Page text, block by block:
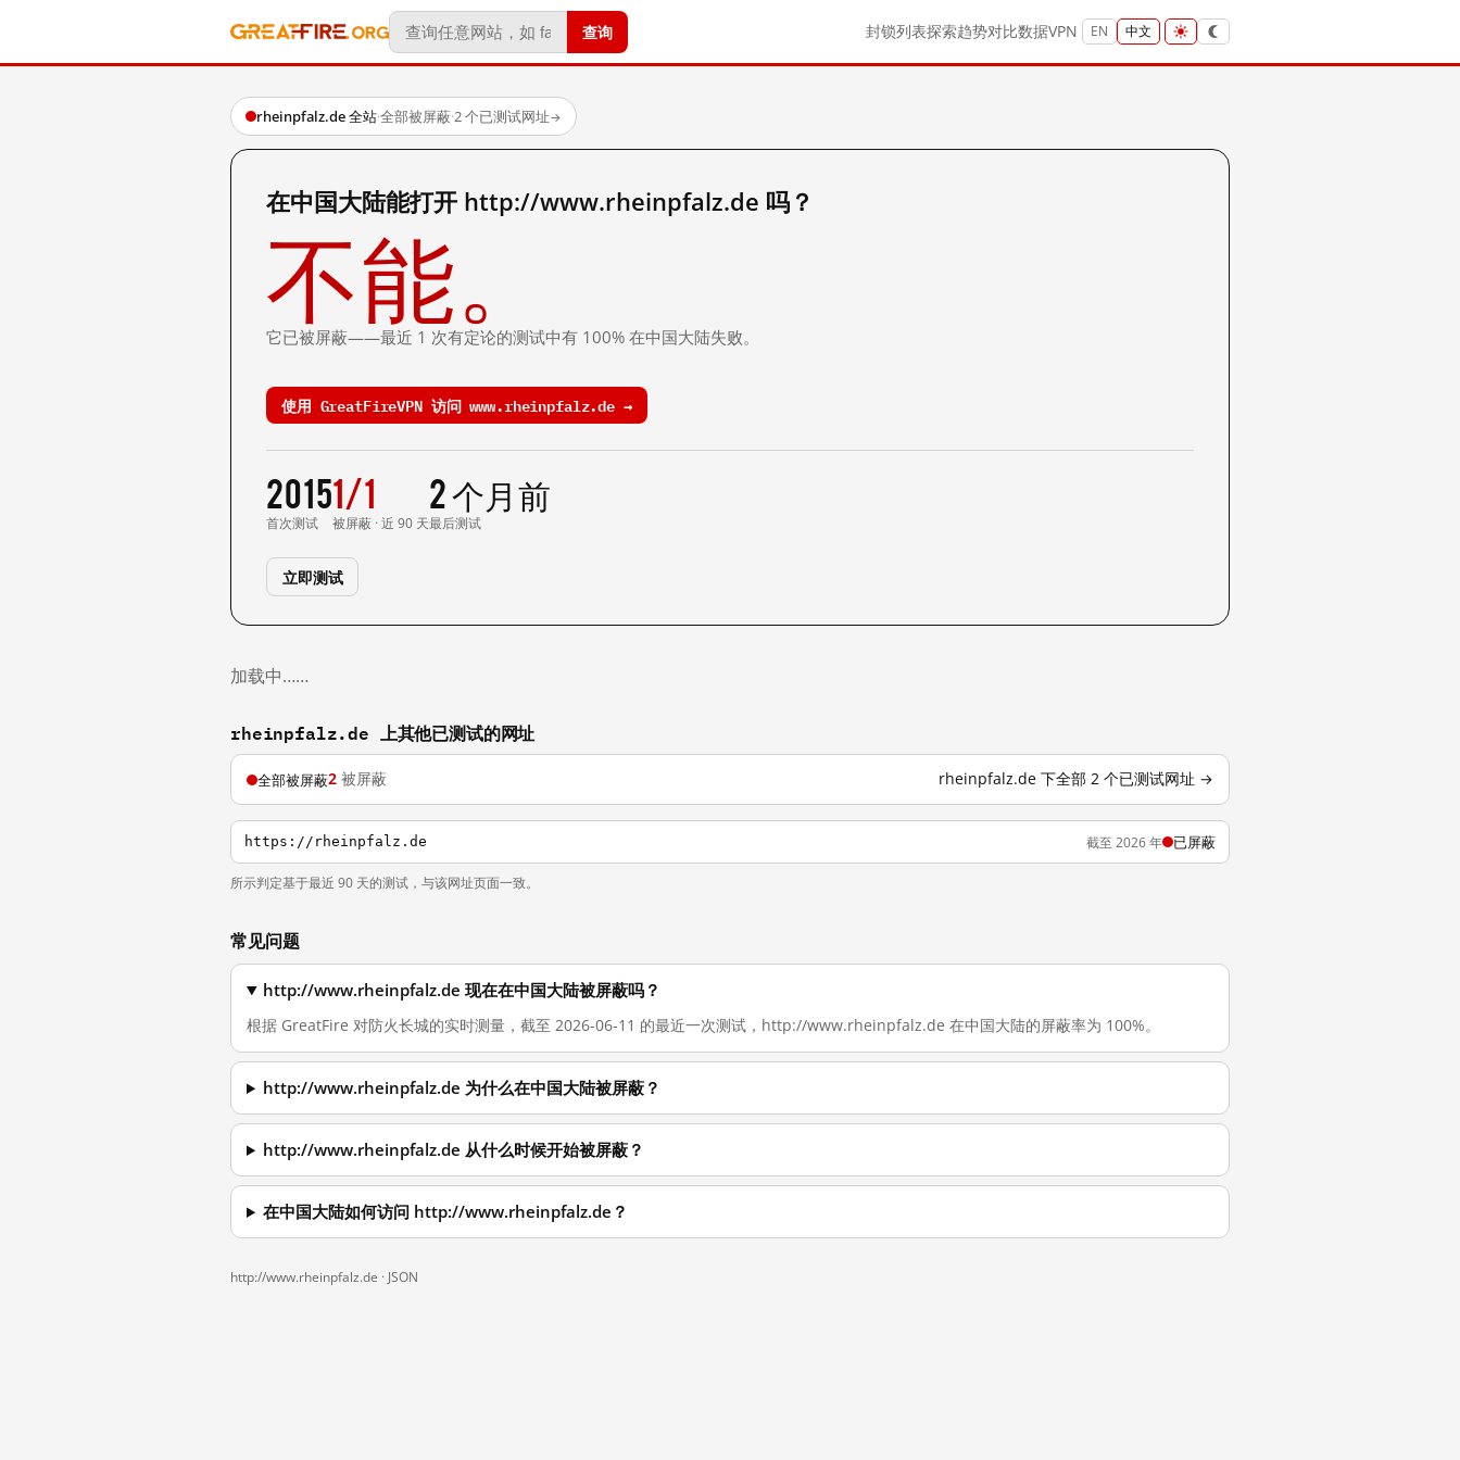
查询 封锁列表探索趋势对比数据VPN EN 中文
rheinpfalz.de 全站·全部被屏蔽·2 个已测试网址→
在中国大陆能打开 http://www.rheinpfalz.de 吗？
不能。
它已被屏蔽——最近 1 次有定论的测试中有 100% 在中国大陆失败。
使用 GreatFireVPN 访问 www.rheinpfalz.de →
2015
首次测试
1/1
被屏蔽 · 近 90 天
2 个月前
最后测试
立即测试
加载中……
rheinpfalz.de 上其他已测试的网址
全部被屏蔽2 被屏蔽 rheinpfalz.de 下全部 2 个已测试网址 →
https://rheinpfalz.de 截至 2026 年 已屏蔽
所示判定基于最近 90 天的测试，与该网址页面一致。
常见问题
http://www.rheinpfalz.de 现在在中国大陆被屏蔽吗？
根据 GreatFire 对防火长城的实时测量，截至 2026-06-11 的最近一次测试，http://www.rheinpfalz.de 在中国大陆的屏蔽率为 100%。
http://www.rheinpfalz.de 为什么在中国大陆被屏蔽？
http://www.rheinpfalz.de 从什么时候开始被屏蔽？
在中国大陆如何访问 http://www.rheinpfalz.de？
http://www.rheinpfalz.de · JSON